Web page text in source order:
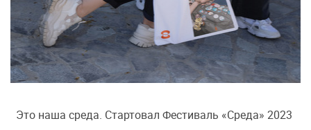
Это наша среда. Стартовал Фестиваль «Среда» 2023